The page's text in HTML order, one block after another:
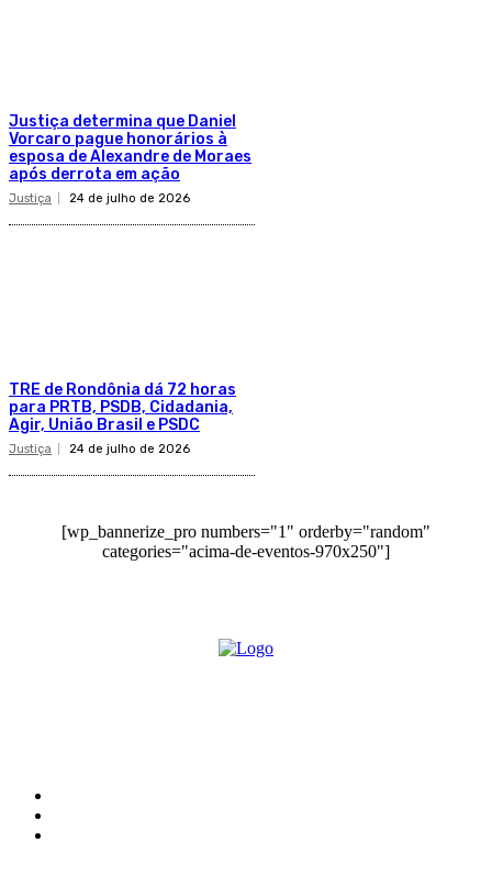
Justiça determina que Daniel
Vorcaro pague honorários à
esposa de Alexandre de Moraes
após derrota em ação
Justiça 24 de julho de 2026
TRE de Rondônia dá 72 horas
para PRTB, PSDB, Cidadania,
Agir, União Brasil e PSDC
Justiça 24 de julho de 2026
[wp_bannerize_pro numbers="1" orderby="random"
categories="acima-de-eventos-970x250"]